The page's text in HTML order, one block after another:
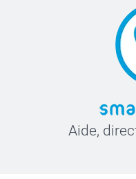
Aide,